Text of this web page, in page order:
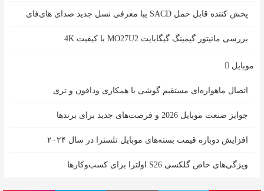
پخش کننده قابل حمل SACD یبا معرفی نسل جدید صدای های‌فای
بررسی مانیتور گیمینگ گیگابایت MO27U2 با کیفیت 4K
موبایل
اتصال ماهواره‌ای مستقیم گوشی‌ با همکاری ودافون و تری
جوایز صنعت موبایل 2026 و فرصت‌های جدید برای برندها
افزایش دوباره قیمت بسته‌های موبایل تلسترا در سال ۲۰۲۴
ویژگی‌های خاص گلکسی S26 اولترا برای کسب‌وکارها